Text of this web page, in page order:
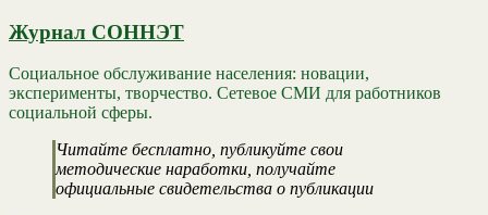
Журнал СОННЭТ
Социальное обслуживание населения: новации,
эксперименты, творчество. Сетевое СМИ для работников
социальной сферы.
Читайте бесплатно, публикуйте свои
методические наработки, получайте
официальные свидетельства о публикации